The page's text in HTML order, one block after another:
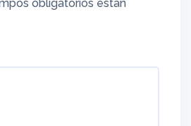
obligatorios están